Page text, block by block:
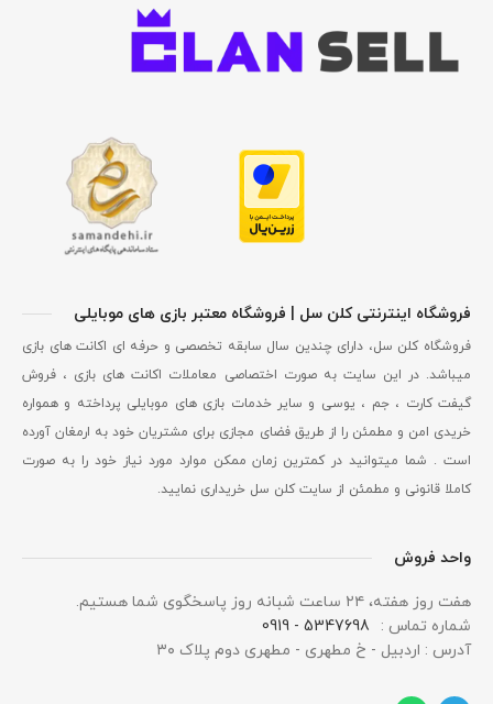
فروشگاه اینترنتی کلن سل | فروشگاه معتبر بازی های موبایلی
فروشگاه کلن سل، دارای چندین سال سابقه تخصصی و حرفه ای اکانت های بازی
میباشد. در این سایت به صورت اختصاصی معاملات اکانت های بازی ، فروش
گیفت کارت ، جم ، یوسی و سایر خدمات بازی های موبایلی پرداخته و همواره
خریدی امن و مطمئن را از طریق فضای مجازی برای مشتریان خود به ارمغان آورده
است . شما میتوانید در کمترین زمان ممکن موارد مورد نیاز خود را به صورت
کاملا قانونی و مطمئن از سایت کلن سل خریداری نمایید.
واحد فروش
هفت روز هفته، ۲۴ ساعت شبانه‌ روز پاسخگوی شما هستیم.
شماره تماس :
5347698 - 0919
آدرس : اردبیل - خ مطهری - مطهری دوم پلاک ۳۰